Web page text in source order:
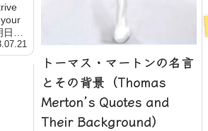
トーマス・マートンの名言
とその背景（Thomas
Merton’s Quotes and
Their Background）
を
た